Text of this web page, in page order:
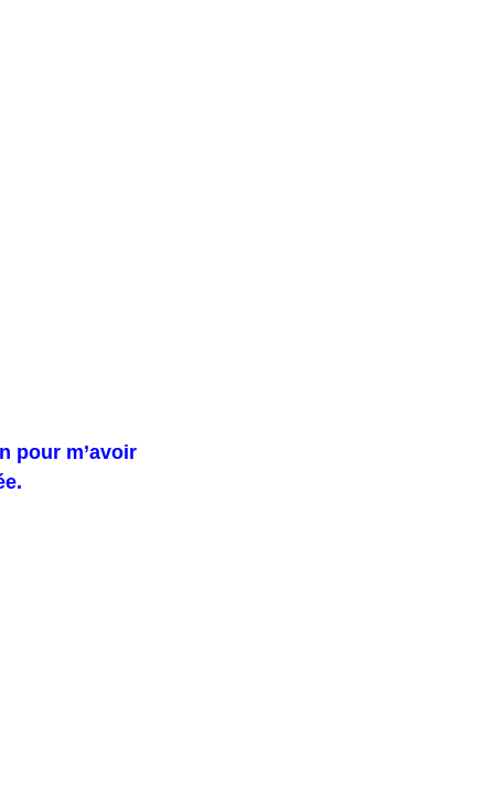
pour m’avoir